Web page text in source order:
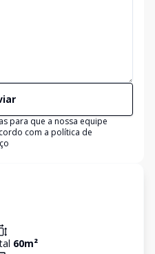
para que a nossa equipe
com a política de
60m²